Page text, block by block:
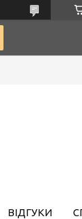
ВІДГУКИ